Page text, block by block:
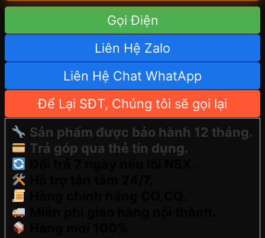
Gọi Điện
Liên Hệ Zalo
Liên Hệ Chat WhatApp
Để Lại SĐT, Chúng tôi sẽ gọi lại
Sản phẩm được bảo hành 12 tháng.
Trả góp qua thẻ tín dụng.